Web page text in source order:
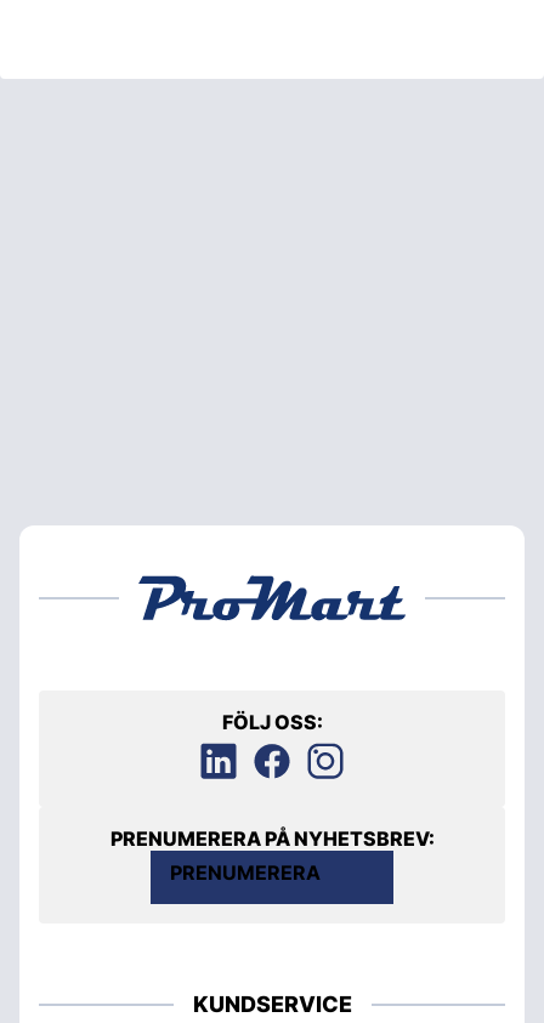
FÖLJ OSS:
PRENUMERERA PÅ NYHETSBREV:
PRENUMERERA
KUNDSERVICE